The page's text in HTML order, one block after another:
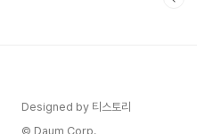
Designed by 티스토리
© Daum Corp.